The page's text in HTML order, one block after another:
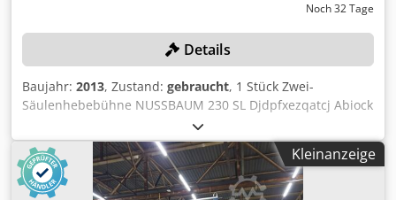
Noch 32 Tage
Details
Baujahr: 2013, Zustand: gebraucht, 1 Stück Zwei-
Säulenhebebühne NUSSBAUM 230 SL Djdpfxezqatcj Abiock
Tragfähigkeit 3000 kg, Seriennummer 348709,
Selbstdemontage Farbe: wie abgebildet, gemäß Bildern
und Besichtigung Baujahr: 2013 Zustand: gebrauchtKleinanzeige